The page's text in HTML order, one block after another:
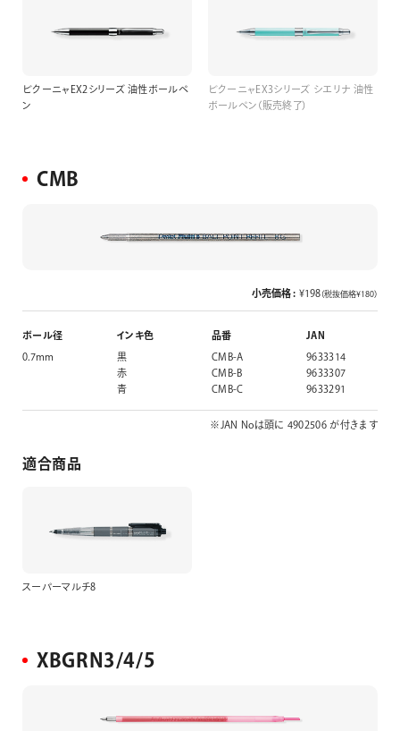
ビクーニャEX2シリーズ 油性ボールペ
ン
ビクーニャEX3シリーズ シエリナ 油性
ボールペン（販売終了）
CMB
小売価格 : ¥198（税抜価格¥180）
ボール径 インキ色 品番 JAN
0.7mm 黒 CMB-A
9633314
赤
CMB-B
9633307
青
CMB-C 9633291
※JAN Noは頭に 4902506 が付きます
適合商品
スーパーマルチ8
XBGRN3/4/5